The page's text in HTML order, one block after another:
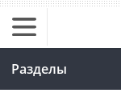
Разделы